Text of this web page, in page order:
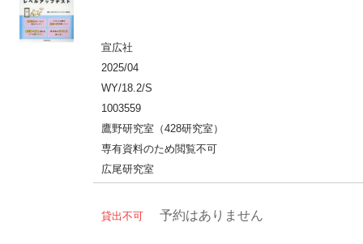
宣広社
2025/04
WY/18.2/S
1003559
鷹野研究室（428研究室）
専有資料のため閲覧不可
広尾研究室
貸出不可 予約はありません